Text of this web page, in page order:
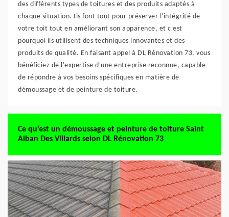
des différents types de toitures et des produits adaptés à
chaque situation. Ils font tout pour préserver l'intégrité de
votre toit tout en améliorant son apparence, et c'est
pourquoi ils utilisent des techniques innovantes et des
produits de qualité. En faisant appel à DL Rénovation 73, vous
bénéficiez de l'expertise d'une entreprise reconnue, capable
de répondre à vos besoins spécifiques en matière de
démoussage et de peinture de toiture.
Ce qu’est un démoussage et peinture de toiture Saint
Alban Des Villards selon DL Rénovation 73